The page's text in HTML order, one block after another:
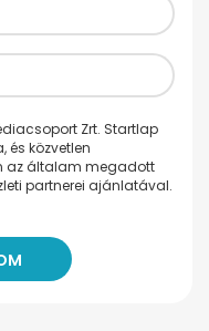
Zrt. Startlap
és közvetlen
az általam megadott
partnerei ajánlatával.